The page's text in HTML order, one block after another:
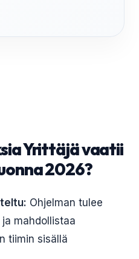
Yrittäjä vaatii
2026?
Ohjelman tulee
mahdollistaa
tiimin sisällä